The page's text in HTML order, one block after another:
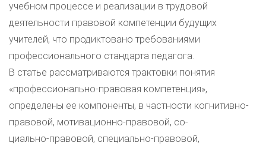
учебном процессе и реализации в трудовой
деятельности правовой компетенции будущих
учителей, что продиктовано требованиями
профессионального стандарта педагога.
В статье рассматриваются трактовки понятия
«профессионально-правовая компетенция»,
определены ее компоненты, в частности когнитивно-
правовой, мотивационно-правовой, со-
циально-правовой, специально-правовой,